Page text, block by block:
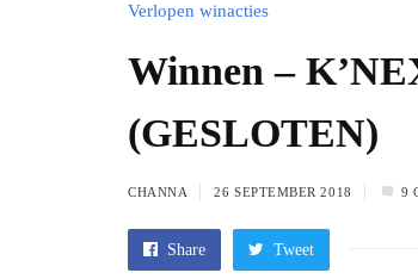
Verlopen winacties
Winnen –
(GESLOTEN)
CHANNA 26 SEPTEMBER 2018 9
Share Tweet